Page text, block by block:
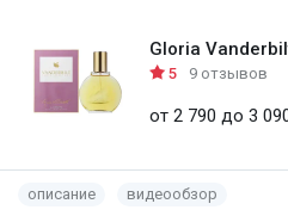
Gloria
5 9 отзывов
от 2 790 до 3
описание видеообзор